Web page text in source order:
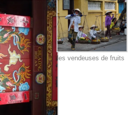
les vendeuses de fruits